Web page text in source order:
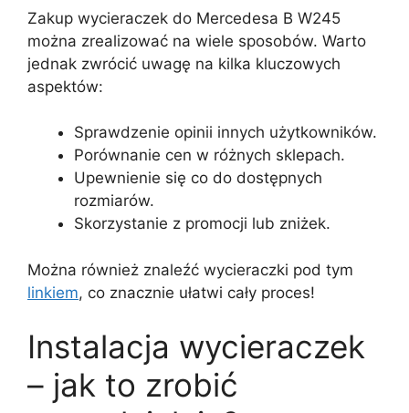
Zakup wycieraczek do Mercedesa B W245
można zrealizować na wiele sposobów. Warto
jednak zwrócić uwagę na kilka kluczowych
aspektów:
Sprawdzenie opinii innych użytkowników.
Porównanie cen w różnych sklepach.
Upewnienie się co do dostępnych
rozmiarów.
Skorzystanie z promocji lub zniżek.
Można również znaleźć wycieraczki pod tym
linkiem, co znacznie ułatwi cały proces!
Instalacja wycieraczek
– jak to zrobić